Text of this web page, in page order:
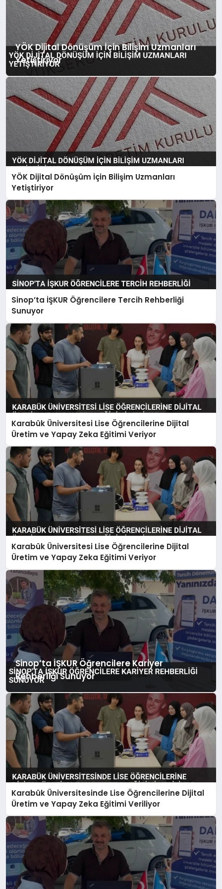
YÖK Dijital Dönüşüm İçin Bilişim Uzmanları
Yetiştiriyor
YÖK Dijital Dönüşüm İçin Bilişim Uzmanları
Yetiştiriyor
Sinop’ta İŞKUR Öğrencilere Tercih Rehberliği
Sunuyor
Karabük Üniversitesi Lise Öğrencilerine Dijital
Üretim ve Yapay Zeka Eğitimi Veriyor
Karabük Üniversitesi Lise Öğrencilerine Dijital
Üretim ve Yapay Zeka Eğitimi Veriyor
Sinop’ta İŞKUR Öğrencilere Kariyer
Rehberliği Sunuyor
Karabük Üniversitesinde Lise Öğrencilerine Dijital
Üretim ve Yapay Zeka Eğitimi Veriliyor